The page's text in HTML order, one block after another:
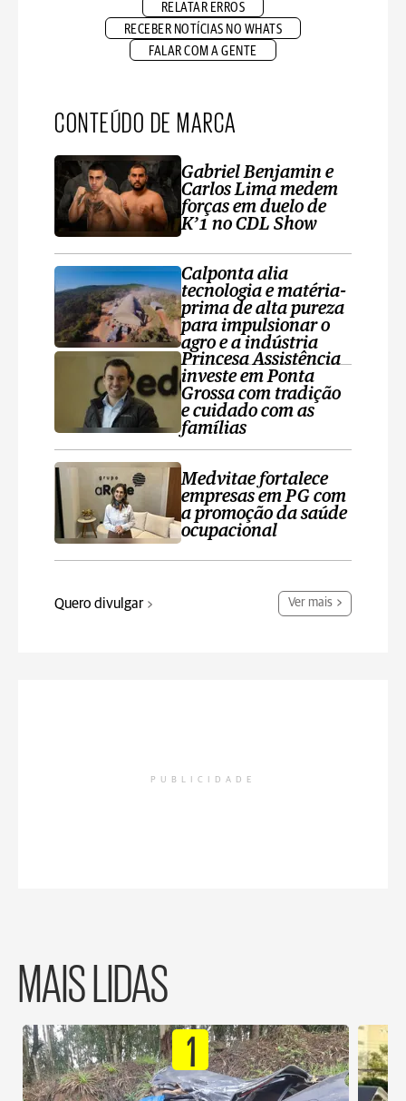
RELATAR ERROS
RECEBER NOTÍCIAS NO WHATS
FALAR COM A GENTE
CONTEÚDO DE MARCA
Gabriel Benjamin e
Carlos Lima medem
forças em duelo de
K’1 no CDL Show
Calponta alia
tecnologia e matéria-
prima de alta pureza
para impulsionar o
agro e a indústria
Princesa Assistência
investe em Ponta
Grossa com tradição
e cuidado com as
famílias
Medvitae fortalece
empresas em PG com
a promoção da saúde
ocupacional
Quero divulgar Ver mais
PUBLICIDADE
MAIS LIDAS
1